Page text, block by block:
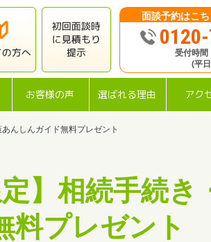
面談予約はこ
受付時
(平
お客様の声 選ばれる理由 アク
んしんガイド無料プレゼント
】相続手続き
料プレゼント